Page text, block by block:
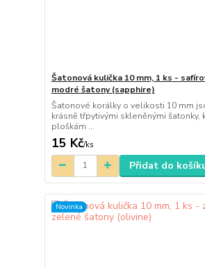
Šatonová kulička 10 mm, 1 ks -
modré šatony (sapphire)
Šatonové korálky o velikosti 10 mm
krásně třpytivými skleněnými šatonky,
ploškám ...
15 Kč/ks
Přidat do
Novinka